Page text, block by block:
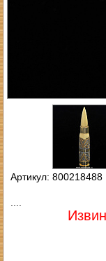
Артикул: 800218488
....